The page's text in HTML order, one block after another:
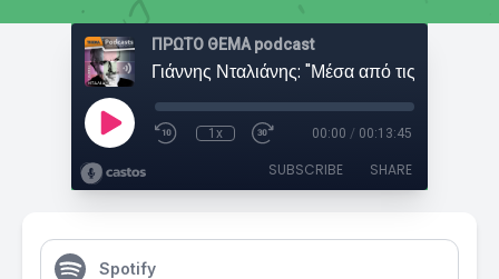
ΠΡΩΤΟ ΘΕΜΑ podcast
1x 00:00 / 00:13:45
SUBSCRIBE SHARE
Spotify